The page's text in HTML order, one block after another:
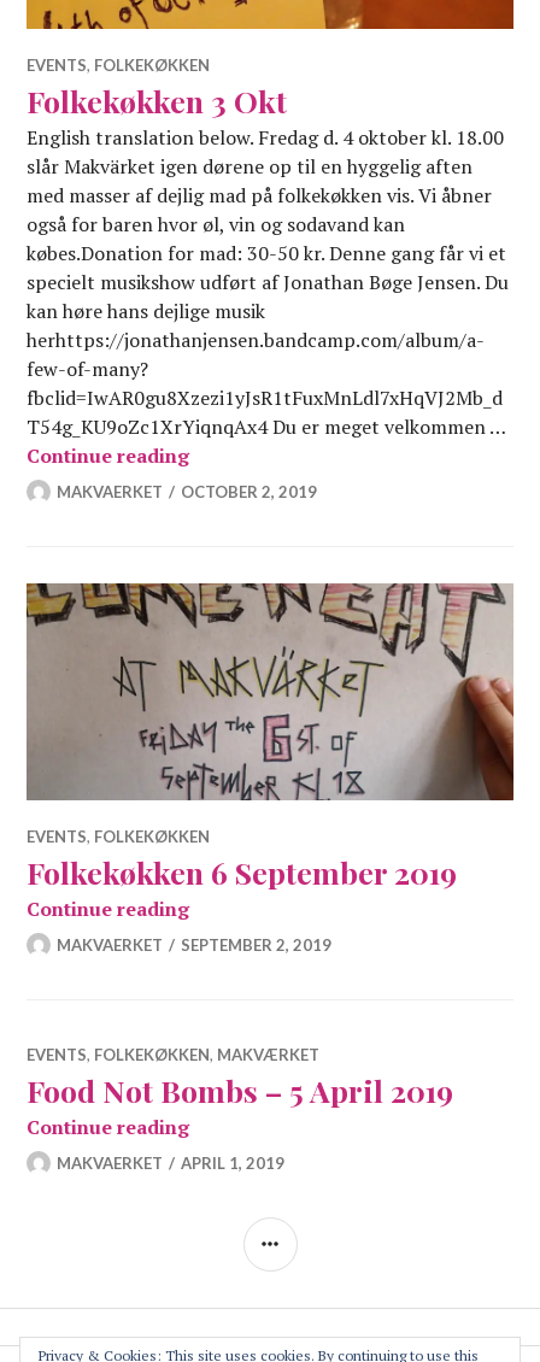
EVENTS, FOLKEKØKKEN
Folkekøkken 3 Okt
English translation below. Fredag d. 4 oktober kl. 18.00
slår Makvärket igen dørene op til en hyggelig aften
med masser af dejlig mad på folkekøkken vis. Vi åbner
også for baren hvor øl, vin og sodavand kan
købes.Donation for mad: 30-50 kr. Denne gang får vi et
specielt musikshow udført af Jonathan Bøge Jensen. Du
kan høre hans dejlige musik
herhttps://jonathanjensen.bandcamp.com/album/a-
few-of-many?
fbclid=IwAR0gu8Xzezi1yJsR1tFuxMnLdl7xHqVJ2Mb_d
T54g_KU9oZc1XrYiqnqAx4 Du er meget velkommen …
Continue readingFolkekøkken 3 Okt
MAKVAERKET OCTOBER 2, 2019
EVENTS, FOLKEKØKKEN
Folkekøkken 6 September 2019
Continue readingFolkekøkken 6 September 2019
MAKVAERKET SEPTEMBER 2, 2019
EVENTS, FOLKEKØKKEN, MAKVÆRKET
Food Not Bombs – 5 April 2019
Continue readingFood Not Bombs – 5 April 2019
MAKVAERKET APRIL 1, 2019
SIDEBAR
Privacy & Cookies: This site uses cookies. By continuing to use this